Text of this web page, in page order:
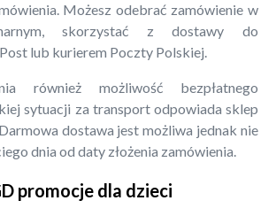
Możesz odebrać zamówienie w
skorzystać z dostawy do
lub kurierem Poczty Polskiej.
również możliwość bezpłatnego
sytuacji za transport odpowiada sklep
dostawa jest możliwa jednak nie
dnia od daty złożenia zamówienia.
promocje dla dzieci